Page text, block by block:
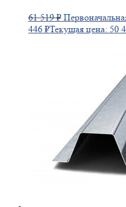
61 519₽
446 ₽Текущая цена: 50